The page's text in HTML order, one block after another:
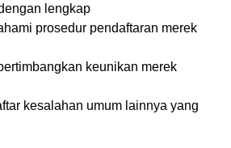
lengkap
prosedur pendaftaran merek
keunikan merek
kesalahan umum lainnya yang